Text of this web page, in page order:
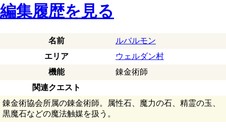
編集履歴を見る
名前
ルバルモン
エリア
ウェルダン村
機能
錬金術師
関連クエスト
錬金術協会所属の錬金術師。属性石、魔力の石、精霊の玉、
黒魔石などの魔法触媒を扱う。